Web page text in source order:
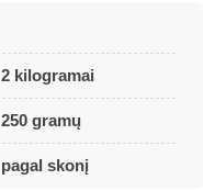
2 kilogramai
250 gramų
pagal skonį